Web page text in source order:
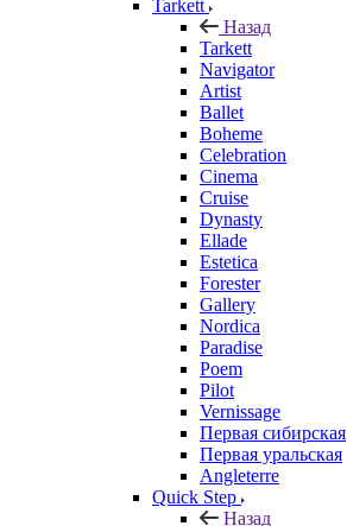
Tarkett
Назад
Tarkett
Navigator
Artist
Ballet
Boheme
Celebration
Cinema
Cruise
Dynasty
Ellade
Estetica
Forester
Gallery
Nordica
Paradise
Poem
Pilot
Vernissage
Первая сибирская
Первая уральская
Angleterre
Quick Step
Назад